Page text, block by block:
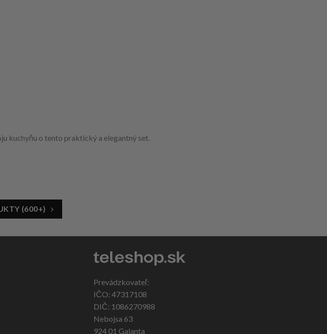
kuchyňu o tento praktický a elegantný set.
(600+)
Prevádzkovateľ:
IČO: 47317108
DIČ: 1086270988
Nebojsa 63
924 01 Galanta